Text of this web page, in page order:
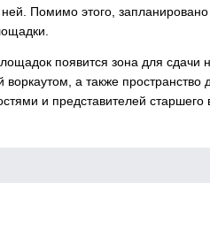
Помимо этого,
появится зона для сдачи
а также пространство
и представителей старшего